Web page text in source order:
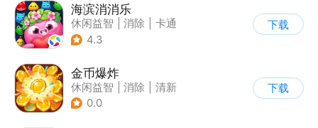
海滨消消乐
休闲益智 消除
卡通
| 乐元素
4.3
下载
金币爆炸
休闲益智 消除
清新
| 收集
0.0
下载